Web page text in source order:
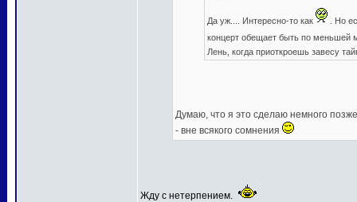
Да уж.... Интересно-то как
. Но
концерт обещает быть по меньшей
Лень, когда приоткроешь завесу
Думаю, что я это сделаю немного
- вне всякого сомнения
Жду с нетерпением.